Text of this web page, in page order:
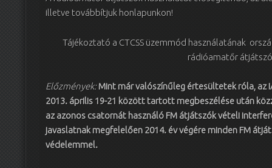
illetve továbbítjuk honlapunkon!
Tájékoztató a CTCSS üzemmód használatának
rádióamatőr
Előzmények:Mint már valószínűleg értesültetek róla, az
2013. április 19-21 között tartott megbeszélése után
az azonos csatornát használó FM átjátszók vételi
javaslatnak megfelelően 2014. év végére minden FM
védelemmel.